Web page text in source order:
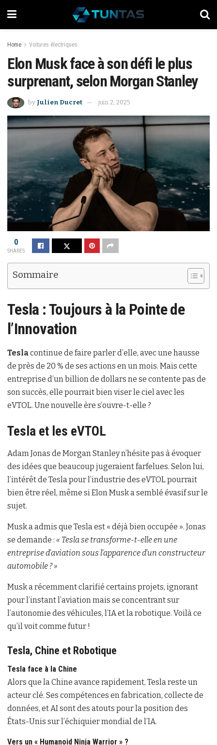
Home Voitures électriques
Elon Musk face à son défi le plus
surprenant, selon Morgan Stanley
by Julien Ducret juin 2, 2025
0
SHARES
Sommaire
Tesla : Toujours à la Pointe de
l’Innovation
Teslacontinue de faire parler d’elle, avec une hausse
de près de 20 % de ses actions en un mois. Mais cette
entreprise d’un billion de dollars ne se contente pas de
son succès, elle pourrait bien viser le ciel avec les
eVTOL. Une nouvelle ère s’ouvre-t-elle ?
Tesla et les eVTOL
Adam Jonas de Morgan Stanley n’hésite pas à évoquer
des idées que beaucoup jugeraient farfelues. Selon lui,
l’intérêt de Tesla pour l’industrie des eVTOL pourrait
bien être réel, même si Elon Musk a semblé évasif sur le
sujet.
Musk a admis que Tesla est « déjà bien occupée ». Jonas
se demande : « Tesla se transforme-t-elle en une
entreprise d’aviation sous l’apparence d’un constructeur
automobile ? »
Musk a récemment clarifié certains projets, ignorant
pour l’instant l’aviation mais se concentrant sur
l’autonomie des véhicules, l’IA et la robotique. Voilà ce
qu’il voit comme futur !
Tesla, Chine et Robotique
Tesla face à la Chine
Alors que la Chine avance rapidement, Tesla reste un
acteur clé. Ses compétences en fabrication, collecte de
données, et AI sont des atouts pour la position des
États-Unis sur l’échiquier mondial de l’IA.
Vers un « Humanoid Ninja Warrior » ?